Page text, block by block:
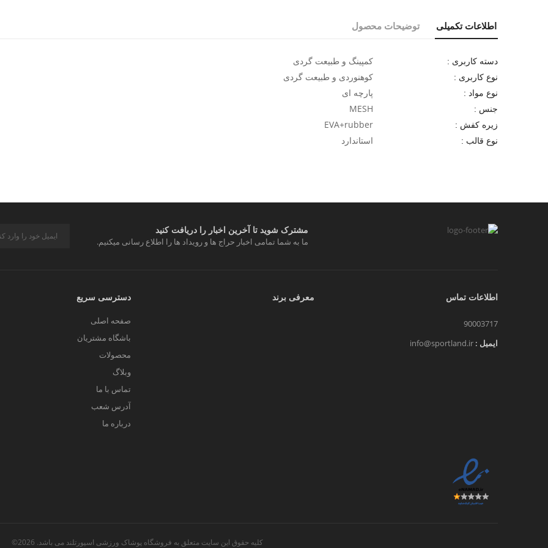
اطلاعات تکمیلی توضیحات محصول
دسته کاربری : کمپینگ و طبیعت گردی
نوع کاربری : کوهنوردی و طبیعت گردی
نوع مواد : پارچه ای
جنس : MESH
زیره کفش : EVA+rubber
نوع قالب : استاندارد
مشترک شوید تا آخرین اخبار را دریافت کنید
ما به شما تمامی اخبار حراج ها و رویداد ها را اطلاع رسانی میکنیم.
اطلاعات تماس
90003717
ایمیل : info@sportland.ir
معرفی برند دسترسی سریع
صفحه اصلی
باشگاه مشتریان
محصولات
وبلاگ
تماس با ما
آدرس شعب
درباره ما
کلیه حقوق این سایت متعلق به فروشگاه پوشاک ورزشی اسپورتلند می باشد. 2026©